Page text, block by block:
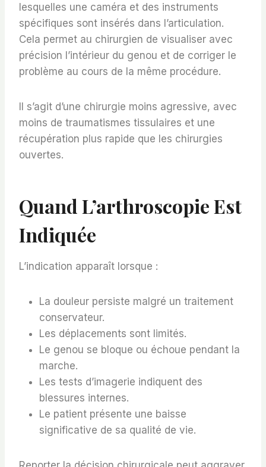
lesquelles une caméra et des instruments
spécifiques sont insérés dans l’articulation.
Cela permet au chirurgien de visualiser avec
précision l’intérieur du genou et de corriger le
problème au cours de la même procédure.
Il s’agit d’une chirurgie moins agressive, avec
moins de traumatismes tissulaires et une
récupération plus rapide que les chirurgies
ouvertes.
Quand L’arthroscopie Est
Indiquée
L’indication apparaît lorsque :
La douleur persiste malgré un traitement
conservateur.
Les déplacements sont limités.
Le genou se bloque ou échoue pendant la
marche.
Les tests d’imagerie indiquent des
blessures internes.
Le patient présente une baisse
significative de sa qualité de vie.